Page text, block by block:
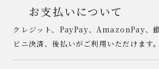
お支払いについて
クレジット、PayPay、AmazonPay、
ビニ決済、後払いがご利用いただけます。